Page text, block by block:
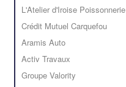
L'Atelier d'Iroise Poissonnerie
Crédit Mutuel Carquefou
Aramis Auto
Activ Travaux
Groupe Valority